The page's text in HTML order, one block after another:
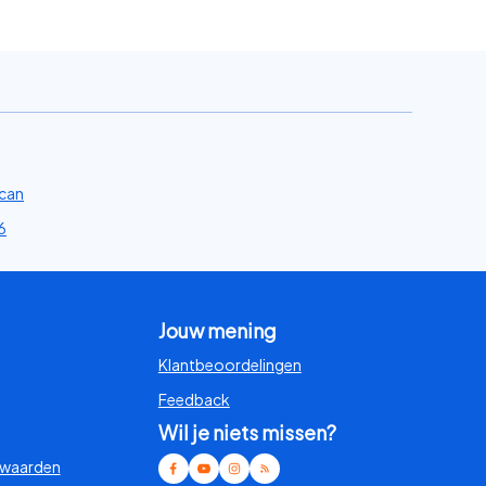
Jouw mening
Klantbeoordelingen
Feedback
Wil je niets missen?